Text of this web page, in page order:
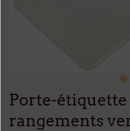
Porte-
rangements